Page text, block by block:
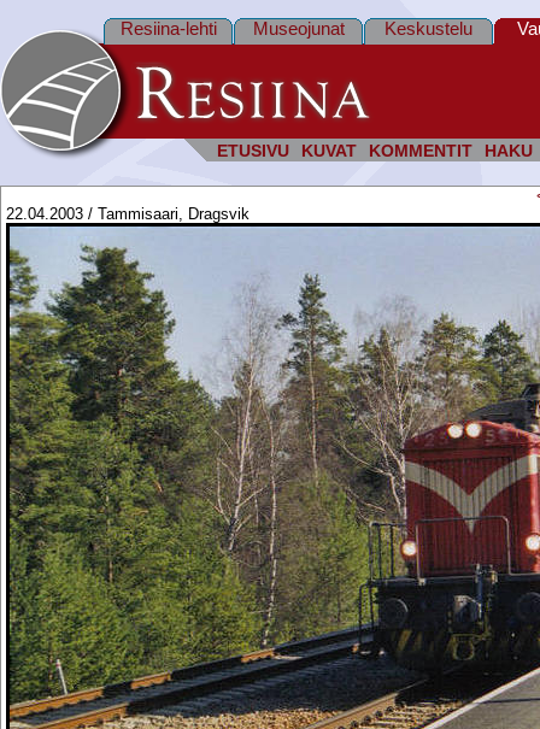
ETUSIVU KUVAT KOMMENTIT HAKU
Resiina-lehti Museojunat Keskustelu
22.04.2003 / Tammisaari, Dragsvik